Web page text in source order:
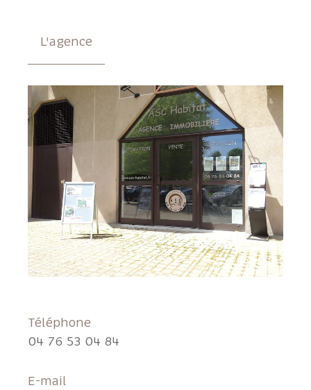
L'agence
Téléphone
04 76 53 04 84
E-mail